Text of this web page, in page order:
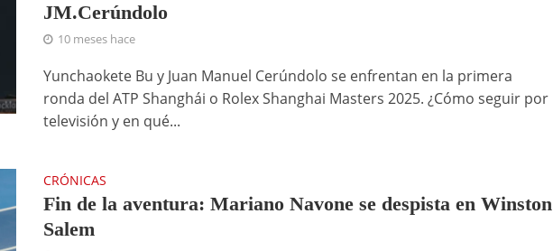
JM.Cerúndolo
10 meses hace
Yunchaokete Bu y Juan Manuel Cerúndolo se enfrentan en la primera
ronda del ATP Shanghái o Rolex Shanghai Masters 2025. ¿Cómo seguir por
televisión y en qué...
CRÓNICAS
Fin de la aventura: Mariano Navone se despista en Winston
Salem